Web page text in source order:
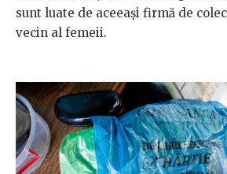
sunt luate de aceeași firmă de
vecin al femeii.